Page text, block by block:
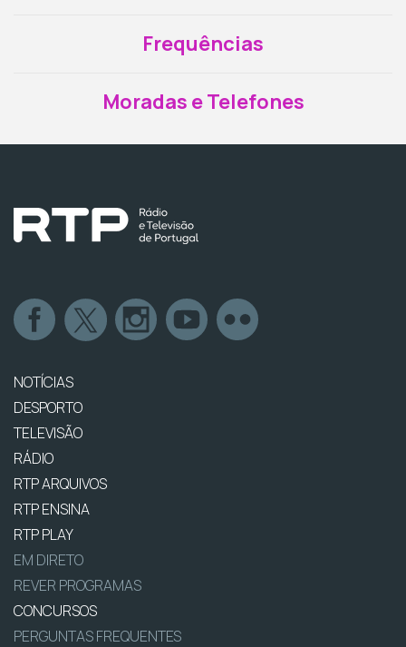
Frequências
Moradas e Telefones
NOTÍCIAS
DESPORTO
TELEVISÃO
RÁDIO
RTP ARQUIVOS
RTP ENSINA
RTP PLAY
EM DIRETO
REVER PROGRAMAS
CONCURSOS
PERGUNTAS FREQUENTES